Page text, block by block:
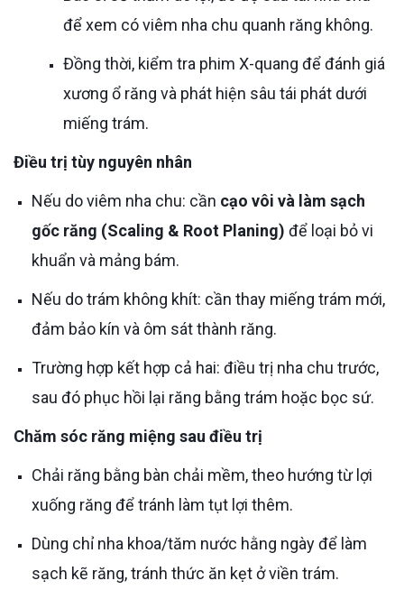
để xem có viêm nha chu quanh răng không.
Đồng thời, kiểm tra phim X-quang để đánh giá
xương ổ răng và phát hiện sâu tái phát dưới
miếng trám.
Điều trị tùy nguyên nhân
Nếu do viêm nha chu: cần cạo vôi và làm sạch
gốc răng (Scaling & Root Planing) để loại bỏ vi
khuẩn và mảng bám.
Nếu do trám không khít: cần thay miếng trám mới,
đảm bảo kín và ôm sát thành răng.
Trường hợp kết hợp cả hai: điều trị nha chu trước,
sau đó phục hồi lại răng bằng trám hoặc bọc sứ.
Chăm sóc răng miệng sau điều trị
Chải răng bằng bàn chải mềm, theo hướng từ lợi
xuống răng để tránh làm tụt lợi thêm.
Dùng chỉ nha khoa/tăm nước hằng ngày để làm
sạch kẽ răng, tránh thức ăn kẹt ở viền trám.